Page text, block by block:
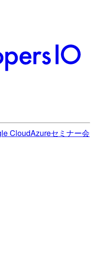
CloudAzureセミナー会